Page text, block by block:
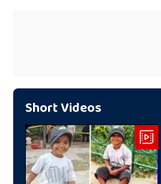
Short Videos